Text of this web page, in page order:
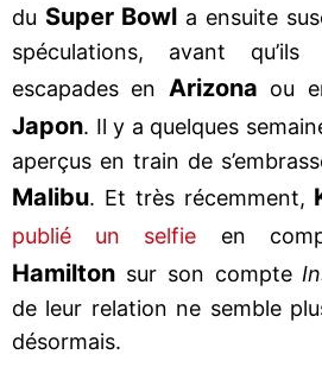
du Super Bowl a ensuite
spéculations, avant
escapades en Arizona ou
Japon. Il y a quelques
aperçus en train de
Malibu. Et très récemment,
publié un selfie en
Hamilton sur son compte
de leur relation ne semble
désormais.